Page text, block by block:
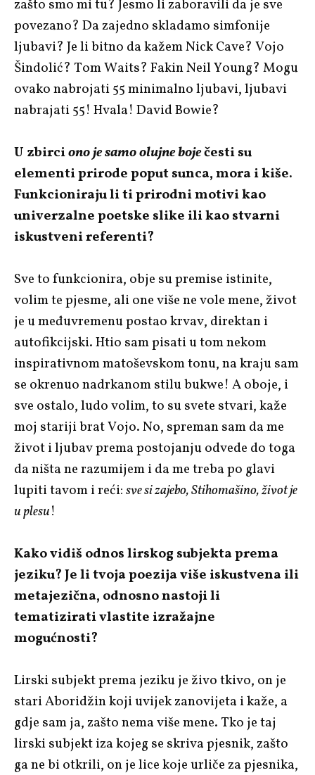
zašto smo mi tu? Jesmo li zaboravili da je sve
povezano? Da zajedno skladamo simfonije
ljubavi? Je li bitno da kažem Nick Cave? Vojo
Šindolić? Tom Waits? Fakin Neil Young? Mogu
ovako nabrojati 55 minimalno ljubavi, ljubavi
nabrajati 55! Hvala! David Bowie?
U zbirciono je samo olujne boječesti su
elementi prirode poput sunca, mora i kiše.
Funkcioniraju li ti prirodni motivi kao
univerzalne poetske slike ili kao stvarni
iskustveni referenti?
Sve to funkcionira, obje su premise istinite,
volim te pjesme, ali one više ne vole mene, život
je u međuvremenu postao krvav, direktan i
autofikcijski. Htio sam pisati u tom nekom
inspirativnom matoševskom tonu, na kraju sam
se okrenuo nadrkanom stilu bukwe! A oboje, i
sve ostalo, ludo volim, to su svete stvari, kaže
moj stariji brat Vojo. No, spreman sam da me
život i ljubav prema postojanju odvede do toga
da ništa ne razumijem i da me treba po glavi
lupiti tavom i reći:sve si zajebo, Stihomašino, život je
u plesu!
Kako vidiš odnos lirskog subjekta prema
jeziku? Je li tvoja poezija više iskustvena ili
metajezična, odnosno nastoji li
tematizirati vlastite izražajne
mogućnosti?
Lirski subjekt prema jeziku je živo tkivo, on je
stari Aboridžin koji uvijek zanovijeta i kaže, a
gdje sam ja, zašto nema više mene. Tko je taj
lirski subjekt iza kojeg se skriva pjesnik, zašto
ga ne bi otkrili, on je lice koje urliče za pjesnika,